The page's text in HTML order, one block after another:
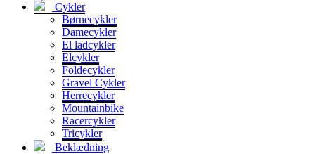
Cykler
Børnecykler
Damecykler
El ladcykler
Elcykler
Foldecykler
Gravel Cykler
Herrecykler
Mountainbike
Racercykler
Tricykler
Beklædning